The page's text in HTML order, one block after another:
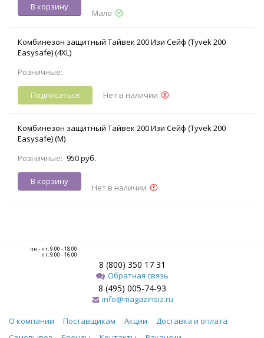
В корзину
Мало
Комбинезон защитный Тайвек 200 Изи Сейф (Tyvek 200
Easysafe) (4XL)
Розничные:
Подписаться Нет в наличии
Комбинезон защитный Тайвек 200 Изи Сейф (Tyvek 200
Easysafe) (M)
Розничные: 950 руб.
В корзину
Нет в наличии
пн - чт: 9.00 - 18.00
пт: 9.00 - 16.00
8 (800) 350 17 31
Обратная связь
8 (495) 005-74-93
info@magazinsiz.ru
О компании Поставщикам Акции
Доставка и оплата